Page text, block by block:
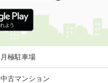
月極駐車場
中古マンション